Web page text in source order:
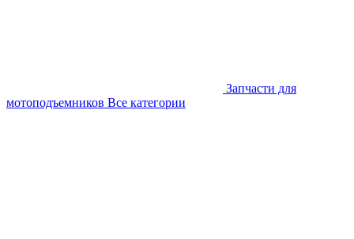
Запчасти для
мотоподъемников Все категории